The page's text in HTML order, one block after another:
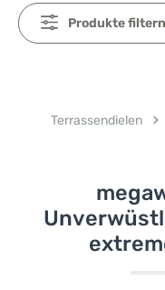
Produkte filtern
Terrassendielen